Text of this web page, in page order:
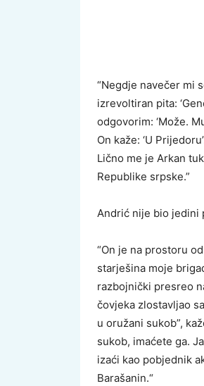
“Negdje navečer mi
izrevoltiran pita:
odgovorim: ‘Može.
On kaže: ‘U
Lično me je Arkan
Republike srpske.”
Andrić nije bio jedini
“On je na prostoru
starješina moje
razbojnički presreo
čovjeka zlostavljao
u oružani sukob”,
sukob, imaćete ga.
izaći kao pobjednik
Barašanin.“